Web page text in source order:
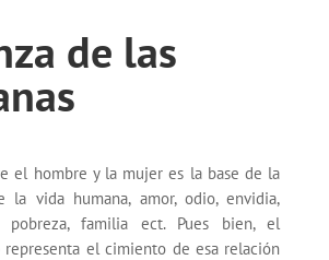
de las
el hombre y la mujer es la base de la
la vida humana, amor, odio, envidia,
pobreza, familia ect. Pues bien, el
representa el cimiento de esa relación